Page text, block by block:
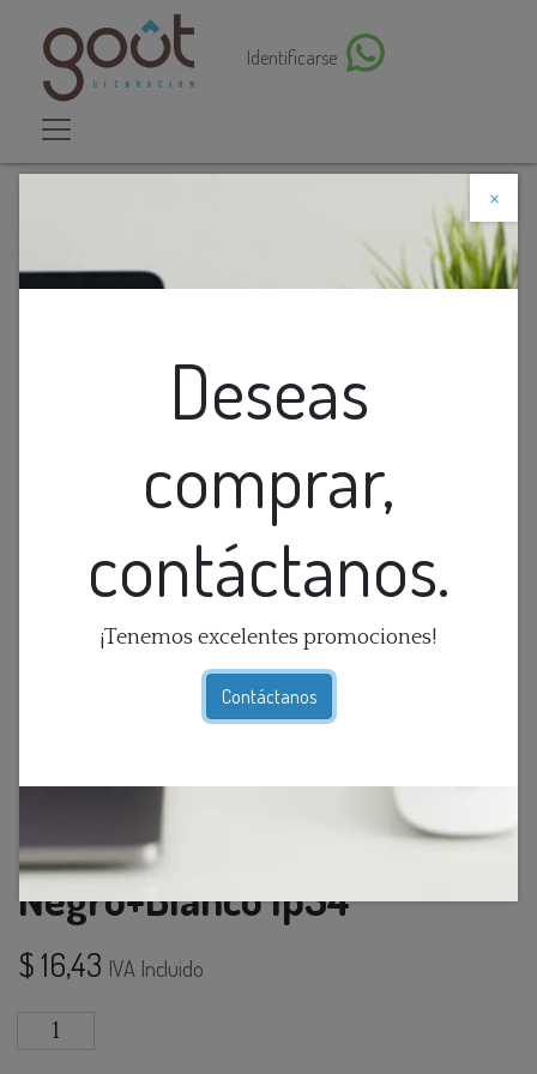
Identificarse
×
Deseas
comprar,
contáctanos.
¡Tenemos excelentes promociones!
Contáctanos
Descuento web
Aplique Pared Ext. 1L E27 Negro+Blanco Ip54
Aplique Pared Ext. 1L E27
Negro+Blanco Ip54
$ 16,43 IVA Incluido